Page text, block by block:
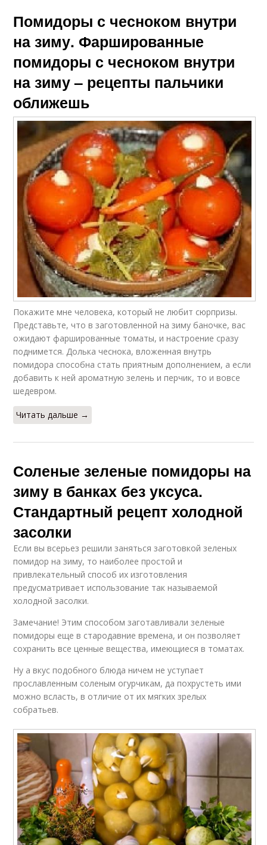
Помидоры с чесноком внутри
на зиму. Фаршированные
помидоры с чесноком внутри
на зиму – рецепты пальчики
оближешь
Покажите мне человека, который не любит сюрпризы.
Представьте, что в заготовленной на зиму баночке, вас
ожидают фаршированные томаты, и настроение сразу
поднимется. Долька чеснока, вложенная внутрь
помидора способна стать приятным дополнением, а если
добавить к ней ароматную зелень и перчик, то и вовсе
шедевром.
Читать дальше →
Соленые зеленые помидоры на
зиму в банках без уксуса.
Стандартный рецепт холодной
засолки
Если вы всерьез решили заняться заготовкой зеленых
помидор на зиму, то наиболее простой и
привлекательный способ их изготовления
предусматривает использование так называемой
холодной засолки.
Замечание! Этим способом заготавливали зеленые
помидоры еще в стародавние времена, и он позволяет
сохранить все ценные вещества, имеющиеся в томатах.
Ну а вкус подобного блюда ничем не уступает
прославленным соленым огурчикам, да похрустеть ими
можно всласть, в отличие от их мягких зрелых
собратьев.